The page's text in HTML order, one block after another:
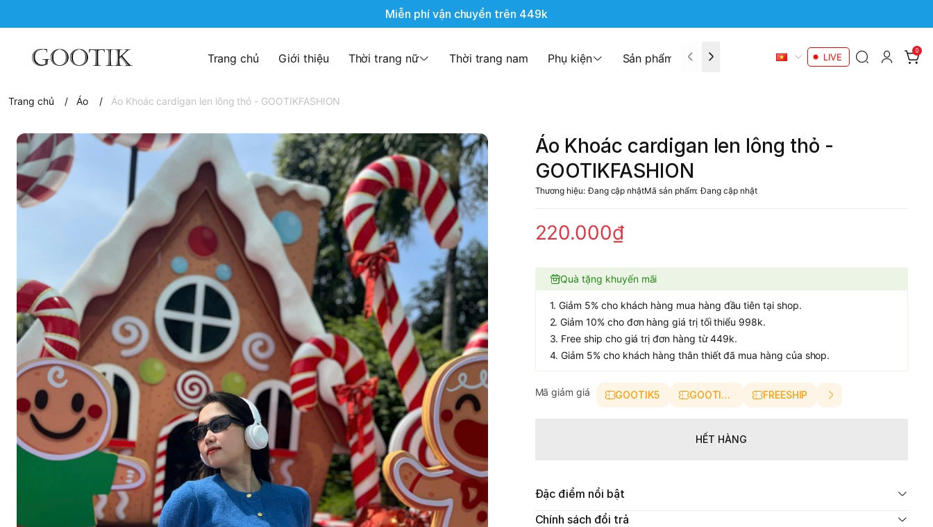
Miễn phí vận chuyển trên 449k
Trang chủ Giới thiệu Thời trang nữ Thời trang nam Phụ kiện Sản phẩm khuyến mãi Liên hệ LIVE
0
Trang chủ / Áo / Áo Khoác cardigan len lông thỏ - GOOTIKFASHION
Áo Khoác cardigan len lông thỏ -
GOOTIKFASHION
Thương hiệu: Đang cập nhậtMã sản phẩm: Đang cập nhật
220.000₫
Quà tặng khuyến mãi
1. Giảm 5% cho khách hàng mua hàng đầu tiên tại shop.
2. Giảm 10% cho đơn hàng giá trị tối thiểu 998k.
3. Free ship cho giá trị đơn hàng từ 449k.
4. Giảm 5% cho khách hàng thân thiết đã mua hàng của shop.
Mã giảm giá GOOTIK5 GOOTIK10 FREESHIP
HẾT HÀNG
Đặc điểm nổi bật
Chính sách đổi trả